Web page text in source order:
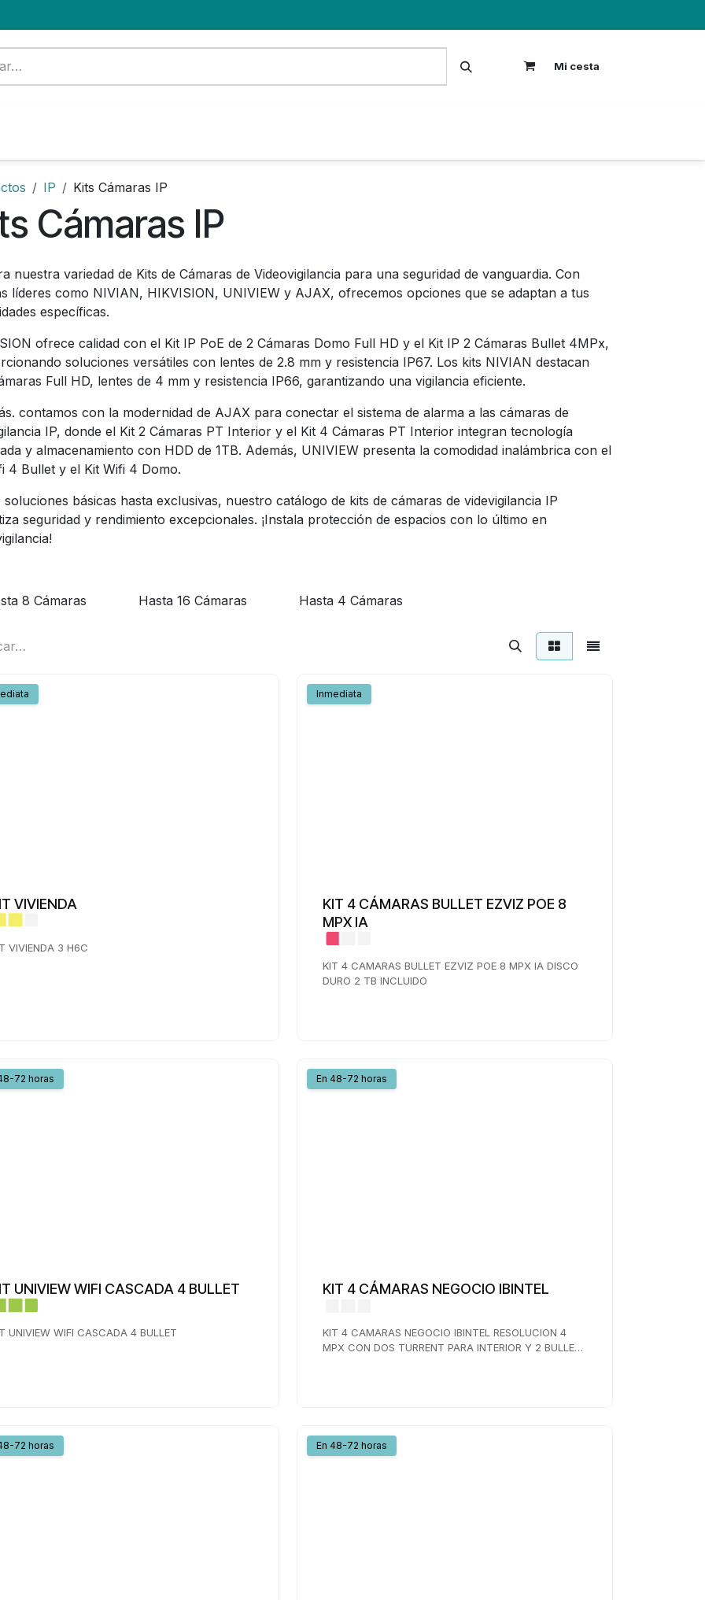
Mi cesta
IP Kits Cámaras IP
Cámaras IP
nuestra variedad de Kits de Cámaras de Videovigilancia para una seguridad de vanguardia. Con
líderes como NIVIAN, HIKVISION, UNIVIEW y AJAX, ofrecemos opciones que se adaptan a tus
específicas.
ofrece calidad con el Kit IP PoE de 2 Cámaras Domo Full HD y el Kit IP 2 Cámaras Bullet 4MPx,
soluciones versátiles con lentes de 2.8 mm y resistencia IP67. Los kits NIVIAN destacan
Full HD, lentes de 4 mm y resistencia IP66, garantizando una vigilancia eficiente.
contamos con la modernidad de AJAX para conectar el sistema de alarma a las cámaras de
IP, donde el Kit 2 Cámaras PT Interior y el Kit 4 Cámaras PT Interior integran tecnología
y almacenamiento con HDD de 1TB. Además, UNIVIEW presenta la comodidad inalámbrica con el
4 Bullet y el Kit Wifi 4 Domo.
soluciones básicas hasta exclusivas, nuestro catálogo de kits de cámaras de videvigilancia IP
seguridad y rendimiento excepcionales. ¡Instala protección de espacios con lo último en
8 Cámaras Hasta 16 Cámaras Hasta 4 Cámaras
VIVIENDA
VIVIENDA 3 H6C
Inmediata
KIT 4 CÁMARAS BULLET EZVIZ POE 8
MPX IA
KIT 4 CAMARAS BULLET EZVIZ POE 8 MPX IA DISCO
DURO 2 TB INCLUIDO
72 horas
UNIVIEW WIFI CASCADA 4 BULLET
UNIVIEW WIFI CASCADA 4 BULLET
En 48-72 horas
KIT 4 CÁMARAS NEGOCIO IBINTEL
KIT 4 CAMARAS NEGOCIO IBINTEL RESOLUCION 4
MPX CON DOS TURRENT PARA INTERIOR Y 2 BULLET
72 horas En 48-72 horas